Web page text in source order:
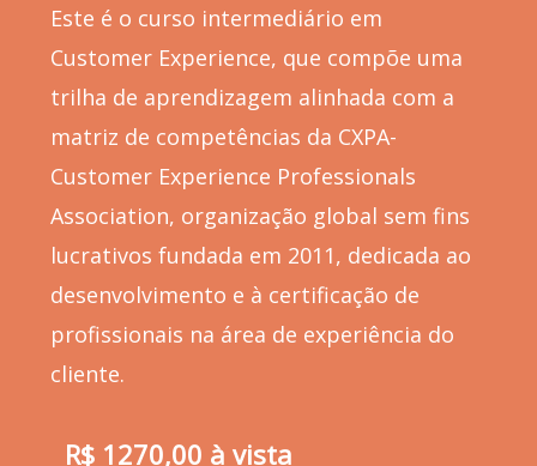
Este é o curso intermediário em
Customer Experience, que compõe uma
trilha de aprendizagem alinhada com a
matriz de competências da CXPA-
Customer Experience Professionals
Association, organização global sem fins
lucrativos fundada em 2011, dedicada ao
desenvolvimento e à certificação de
profissionais na área de experiência do
cliente.
R$ 1270,00 à vista